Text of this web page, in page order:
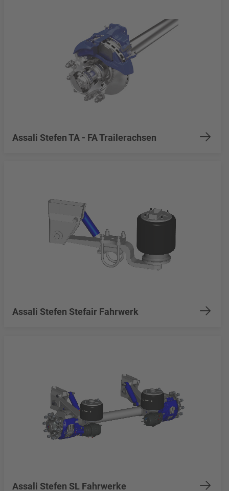
Assali Stefen TA - FA Trailerachsen
Assali Stefen Stefair Fahrwerk
Assali Stefen SL Fahrwerke